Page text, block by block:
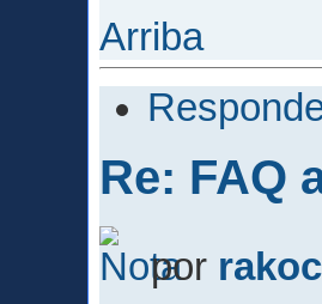
Arriba
Re: FAQ
por